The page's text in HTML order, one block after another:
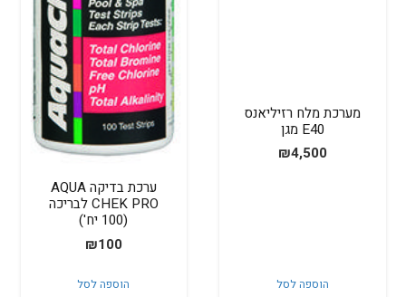
מערכת מלח רזיליאנס
E40 מגן
₪4,500
הוספה לסל
ערכת בדיקה AQUA
CHEK PRO לבריכה
(100 יח')
₪100
הוספה לסל